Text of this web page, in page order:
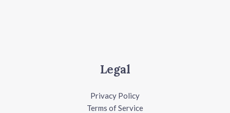
Legal
Privacy Policy
Terms of Service